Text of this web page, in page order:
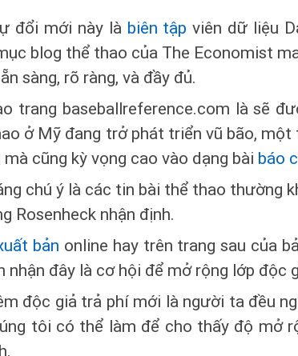
đổi mới này là biên tập viên dữ liệu
blog thể thao của The Economist
sàng, rõ ràng, và đầy đủ.
trang baseballreference.com là sẽ
ở Mỹ đang trở phát triển vũ bão,
cũng kỳ vọng cao vào dạng bài báo
chú ý là các tin bài thể thao thường
Rosenheck nhận định.
bản online hay trên trang sau của
nhận đây là cơ hội để mở rộng lớp độc
độc giả trả phí mới là người ta đều
tôi có thể làm để cho thấy độ mở